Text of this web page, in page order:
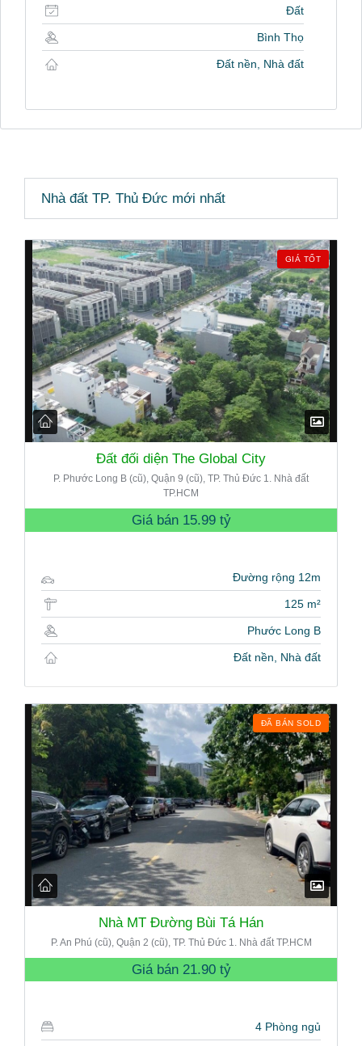
Đất
Bình Thọ
Đất nền, Nhà đất
Nhà đất TP. Thủ Đức mới nhất
GIÁ TỐT
Đất đối diện The Global City
P. Phước Long B (cũ), Quận 9 (cũ), TP. Thủ Đức 1. Nhà đất
TP.HCM
Giá bán 15.99 tỷ
Đường rộng 12m
125 m²
Phước Long B
Đất nền, Nhà đất
ĐÃ BÁN SOLD
Nhà MT Đường Bùi Tá Hán
P. An Phú (cũ), Quận 2 (cũ), TP. Thủ Đức 1. Nhà đất TP.HCM
Giá bán 21.90 tỷ
4 Phòng ngủ